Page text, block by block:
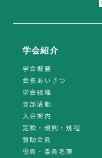
学会紹介
学会概要
会長あいさつ
学会組織
支部活動
入会案内
定款・規則・規程
賛助会員
役員・委員名簿